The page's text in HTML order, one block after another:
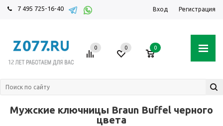
7 495 725-16-40 Вход Регистрация
0 0 0
Мужские ключницы Braun Buffel черного
цвета